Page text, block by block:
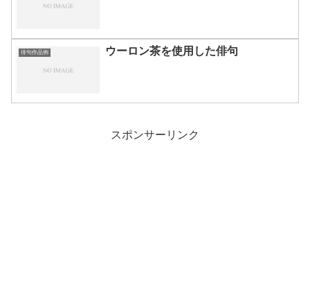
俳句作品例 ウーロン茶を使用した俳句
スポンサーリンク